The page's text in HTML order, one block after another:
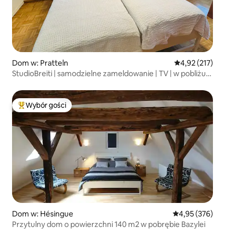
Dom w: Pratteln Średnia
4,92 (217)
StudioBreiti | samodzielne zameldowanie | TV | w pobliżu
Najpopularniejsze z kategorii Wybór gości
Wybór gości
Dom w: Hésingue Średnia
4,95 (376)
Przytulny dom o powierzchni 140 m2 w pobrębie Bazylei